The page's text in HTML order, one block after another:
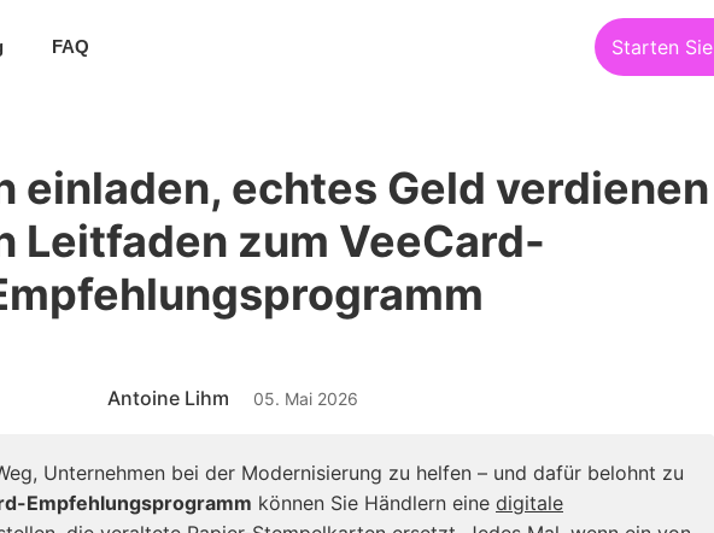
FAQ Starten
einladen, echtes Geld verdienen
Leitfaden zum VeeCard-
Antoine Lihm 05. Mai 2026
Unternehmen bei der Modernisierung zu helfen – und dafür belohnt zu
Empfehlungsprogramm können Sie Händlern eine digitale